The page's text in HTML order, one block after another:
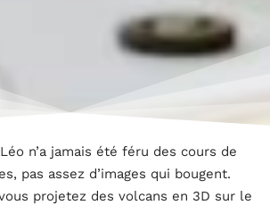
n’a jamais été féru des cours de
pas assez d’images qui bougent.
projetez des volcans en 3D sur le